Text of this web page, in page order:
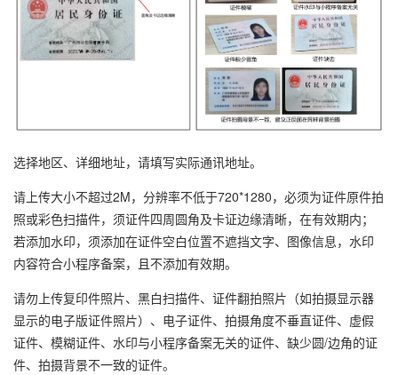
选择地区、详细地址，请填写实际通讯地址。
请上传大小不超过2M，分辨率不低于720*1280，必须为证件原件拍
照或彩色扫描件，须证件四周圆角及卡证边缘清晰，在有效期内；
若添加水印，须添加在证件空白位置不遮挡文字、图像信息，水印
内容符合小程序备案，且不添加有效期。
请勿上传复印件照片、黑白扫描件、证件翻拍照片（如拍摄显示器
显示的电子版证件照片）、电子证件、拍摄角度不垂直证件、虚假
证件、模糊证件、水印与小程序备案无关的证件、缺少圆/边角的证
件、拍摄背景不一致的证件。